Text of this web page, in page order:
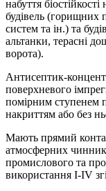
набуття
будівель (горищних
систем та ін.) та
альтанки, терасні
ворота).
Антисептик-
поверхневого
помірним ступенем
накриттям або без
Мають прямий
атмосферних
промислового та
використання І-ІV